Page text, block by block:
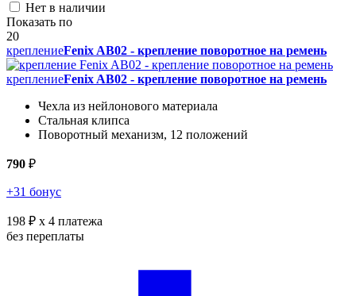
Нет в наличии
Показать по
20
креплениеFenix AB02 - крепление поворотное на ремень
креплениеFenix AB02 - крепление поворотное на ремень
Чехла из нейлонового материала
Стальная клипса
Поворотный механизм, 12 положений
790 ₽
+31 бонус
198 ₽ x 4 платежа
без переплаты